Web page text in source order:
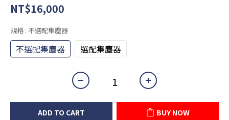
NT$16,000
規格 : 不選配集塵器
不選配集塵器 選配集塵器
ADD TO CART BUY NOW